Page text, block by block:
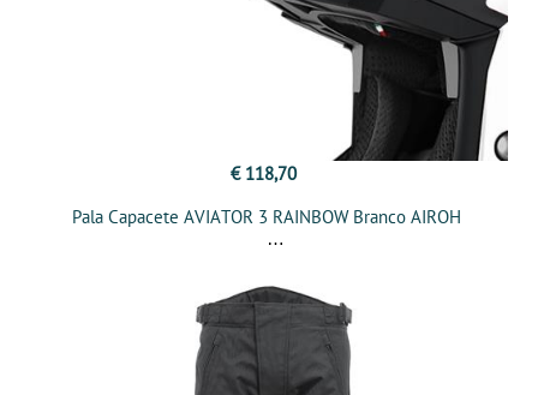
€ 118,70
Pala Capacete AVIATOR 3 RAINBOW Branco AIROH